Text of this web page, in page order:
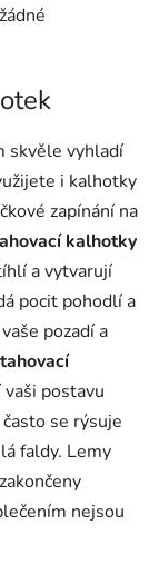
skvěle vyhladí
i kalhotky
zapínání na
kalhotky
a vytvarují
pocit pohodlí a
pozadí a
postavu
často se rýsuje
faldy. Lemy
nejsou